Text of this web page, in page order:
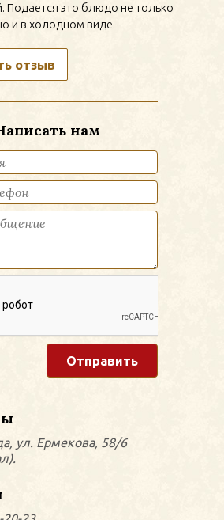
Подается это блюдо не только
и в холодном виде.
отзыв
ул. Ермекова, 58/6
нам